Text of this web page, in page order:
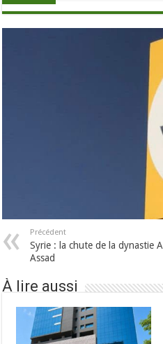
Précédent
Syrie : la chute de la dynastie Al
Assad
À lire aussi